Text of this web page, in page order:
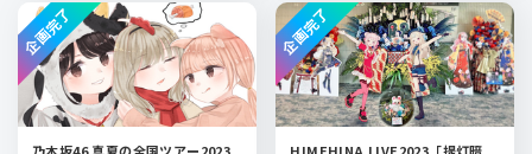
企画完了 企画完了